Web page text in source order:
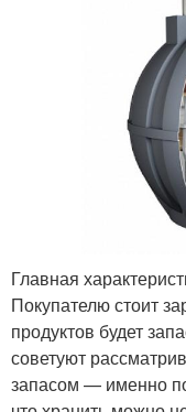
Главная
Покупателю стоит
продуктов будет
советуют
запасом — именно